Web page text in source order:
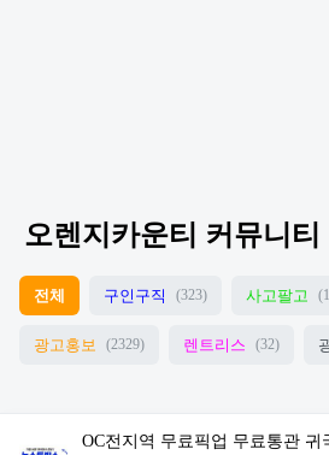
오렌지카운티 커뮤니티
전체 구인구직 (323) 사고팔고
광고홍보 (2329) 렌트리스 (32)
OC전지역 무료픽업 무료통관